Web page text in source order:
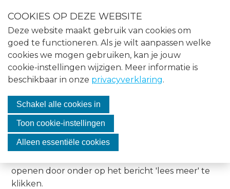
J
u
Menu
Afscheid voorzitter
VASMO
24 april 2024 Karin van Weereld
openen door onder op het bericht 'lees meer' te
klikken.
Home
Nieuws
Agenda
Over VASMO
Vacatures
Contact
Lid worden
COOKIES OP DEZE WEBSITE
Deze website maakt gebruik van cookies om
goed te functioneren. Als je wilt aanpassen welke
cookies we mogen gebruiken, kan je jouw
cookie-instellingen wijzigen. Meer informatie is
beschikbaar in onze privacyverklaring.
Schakel alle cookies in
Toon cookie-instellingen
Alleen essentiële cookies